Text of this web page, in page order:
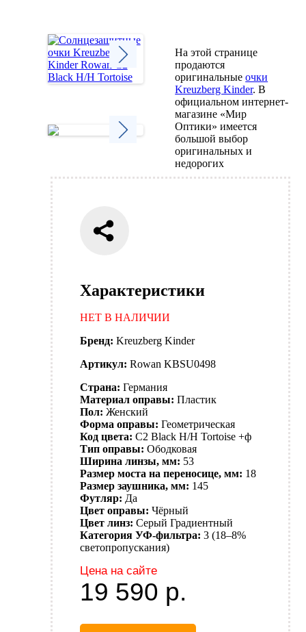
Next
Характеристики
НЕТ В НАЛИЧИИ
Бренд: Kreuzberg Kinder
Артикул: Rowan KBSU0498
Страна: Германия
Материал оправы: Пластик
Пол: Женский
Форма оправы: Геометрическая
Код цвета: C2 Black H/H Tortoise +ф
Тип оправы: Ободковая
Ширина линзы, мм: 53
Размер моста на переносице, мм: 18
Размер заушника, мм: 145
Футляр: Да
Цвет оправы: Чёрный
Цвет линз: Серый Градиентный
Категория УФ-фильтра: 3 (18–8%
светопропускания)
Цена на сайте
19 590 р.
На этой странице
продаются
оригинальныеочки
Kreuzberg Kinder. В
официальном интернет-
магазине «Мир
Оптики» имеется
большой выбор
оригинальных и
недорогих